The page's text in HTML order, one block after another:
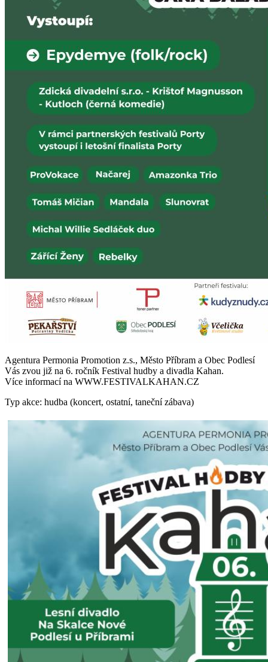
Agentura Permonia Promotion z.s., Město Příbram a Obec Podlesí
Vás zvou již na 6. ročník Festival hudby a divadla Kahan.
Více informací na WWW.FESTIVALKAHAN.CZ
Typ akce: hudba (koncert, ostatní, taneční zábava)